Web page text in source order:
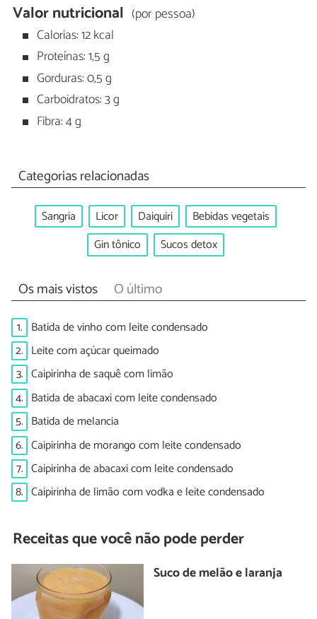
Valor nutricional (por pessoa)
Calorias: 12 kcal
Proteínas: 1,5 g
Gorduras: 0,5 g
Carboidratos: 3 g
Fibra: 4 g
Categorias relacionadas
Sangria Licor Daiquiri
Bebidas vegetais
Gin tônico
Sucos detox
Os mais vistos O último
1. Batida de vinho com leite condensado
2. Leite com açúcar queimado
3. Caipirinha de saquê com limão
4. Batida de abacaxi com leite condensado
5. Batida de melancia
6. Caipirinha de morango com leite condensado
7. Caipirinha de abacaxi com leite condensado
8. Caipirinha de limão com vodka e leite condensado
Receitas que você não pode perder
Suco de melão e laranja